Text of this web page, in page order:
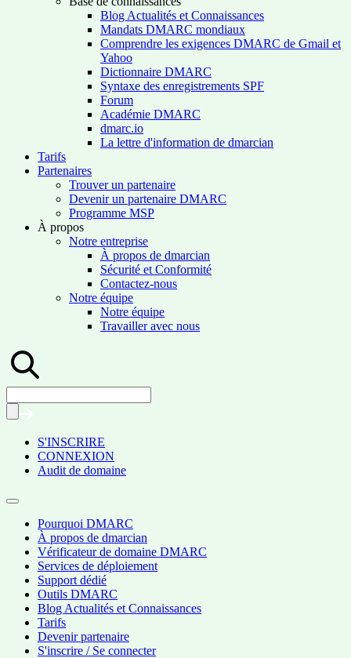
Blog Actualités et Connaissances
Mandats DMARC mondiaux
Comprendre les exigences DMARC de Gmail et
Yahoo
Dictionnaire DMARC
Syntaxe des enregistrements SPF
Forum
Académie DMARC
dmarc.io
La lettre d'information de dmarcian
Tarifs
Partenaires
Trouver un partenaire
Devenir un partenaire DMARC
Programme MSP
À propos
Notre entreprise
À propos de dmarcian
Sécurité et Conformité
Contactez-nous
Notre équipe
Notre équipe
Travailler avec nous
S'INSCRIRE
CONNEXION
Audit de domaine
Pourquoi DMARC
À propos de dmarcian
Vérificateur de domaine DMARC
Services de déploiement
Support dédié
Outils DMARC
Blog Actualités et Connaissances
Tarifs
Devenir partenaire
S'inscrire / Se connecter